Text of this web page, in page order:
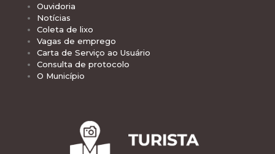
Ouvidoria
Notícias
Coleta de lixo
Vagas de emprego
Carta de Serviço ao Usuário
Consulta de protocolo
O Município